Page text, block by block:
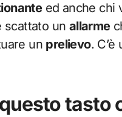
ed anche chi
scattato un allarme
un prelievo.
tasto